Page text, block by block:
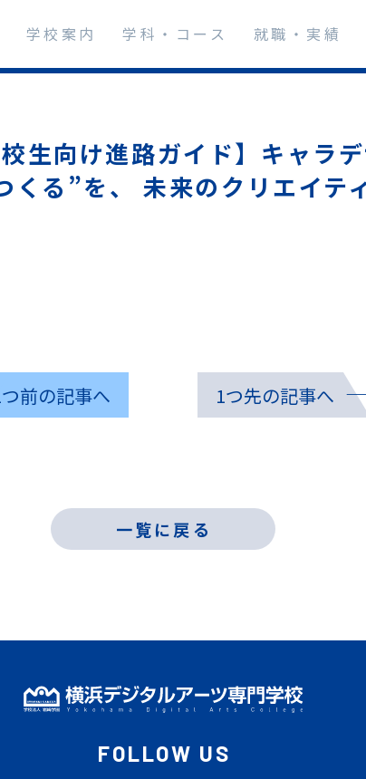
学校案内 学科・コース 就職・実績
校生向け進路ガイド】キャラ
くる”を、 未来のクリエイテ
前の記事へ 1つ先の記事へ
一覧に戻る
FOLLOW US